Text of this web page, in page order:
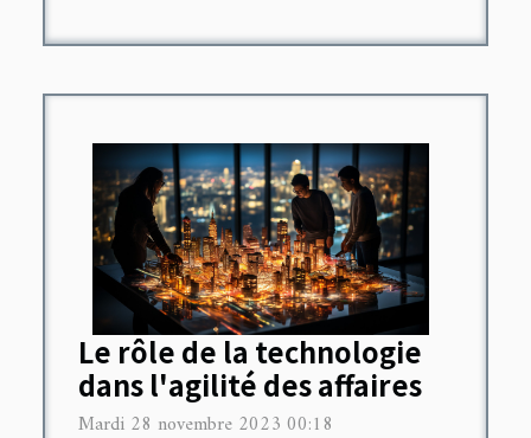
Le rôle de la technologie
dans l'agilité des affaires
Mardi 28 novembre 2023 00:18